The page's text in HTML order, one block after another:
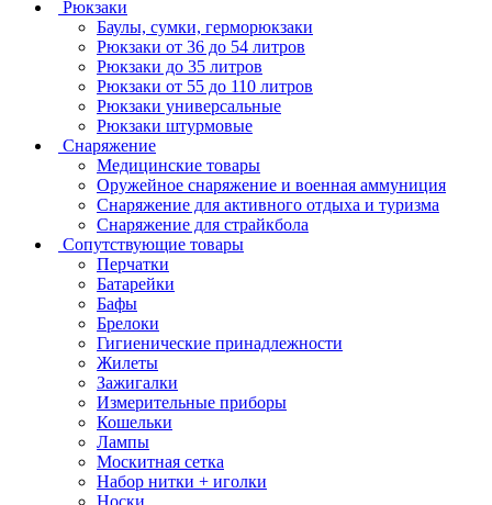
Рюкзаки
Баулы, сумки, герморюкзаки
Рюкзаки от 36 до 54 литров
Рюкзаки до 35 литров
Рюкзаки от 55 до 110 литров
Рюкзаки универсальные
Рюкзаки штурмовые
Снаряжение
Медицинские товары
Оружейное снаряжение и военная аммуниция
Снаряжение для активного отдыха и туризма
Снаряжение для страйкбола
Сопутствующие товары
Перчатки
Батарейки
Бафы
Брелоки
Гигиенические принадлежности
Жилеты
Зажигалки
Измерительные приборы
Кошельки
Лампы
Москитная сетка
Набор нитки + иголки